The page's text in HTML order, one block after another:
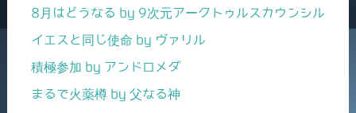
8月はどうなる by 9次元アークトゥルスカウンシル
イエスと同じ使命 by ヴァリル
積極参加 by アンドロメダ
まるで火薬樽 by 父なる神